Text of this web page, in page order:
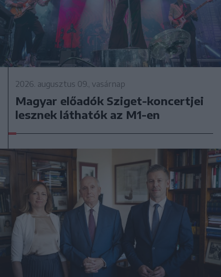
2026. augusztus 09., vasárnap
Magyar előadók Sziget-koncertjei
lesznek láthatók az M1-en